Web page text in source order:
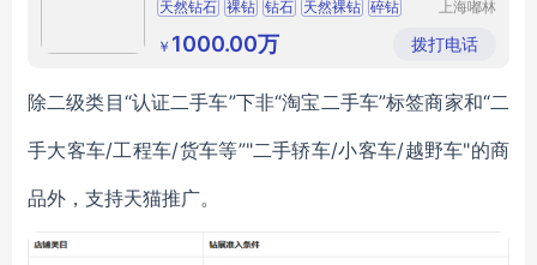
天然钻石 裸钻 钻石 天然裸钻 碎钻
上海嘟林
中心
￥ 1000.00万 拨打电话
除二级类目“认证二手车”下非“淘宝二手车”标签商家和“二
手大客车/工程车/货车等”"二手轿车/小客车/越野车"的商
品外，支持天猫推广。